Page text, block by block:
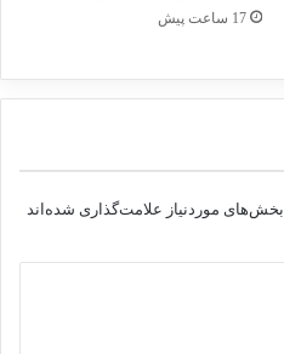
17 ساعت پیش
بخش‌های موردنیاز علامت‌گذاری شده‌اند